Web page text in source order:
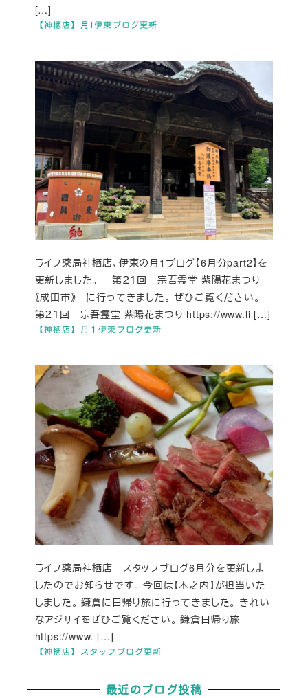
【神栖店】月1伊東ブログ更新
[…]
【神栖店】月１伊東ブログ更新
ライフ薬局神栖店、伊東の月1ブログ【6月分part2】を
更新しました。 第２１回 宗吾霊堂 紫陽花まつり
《成田市》 に行ってきました。 ぜひご覧ください。
第２１回 宗吾霊堂 紫陽花まつり https://www.li […]
【神栖店】スタッフブログ更新
ライフ薬局神栖店 スタッフブログ6月分を更新しま
したのでお知らせです。 今回は【木之内】が担当いた
しました。 鎌倉に日帰り旅に行ってきました。 きれい
なアジサイをぜひご覧ください。 鎌倉日帰り旅
https://www. […]
最近のブログ投稿